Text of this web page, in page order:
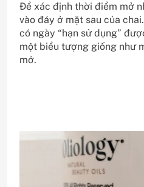
Để xác định thời điểm mở
vào đáy ở mặt sau của
có ngày “hạn sử dụng”
một biểu tượng giống như
mở.